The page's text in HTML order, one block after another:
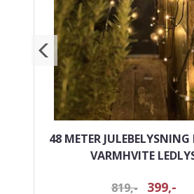
48 METER
VARMHVITE
819,- 399,-